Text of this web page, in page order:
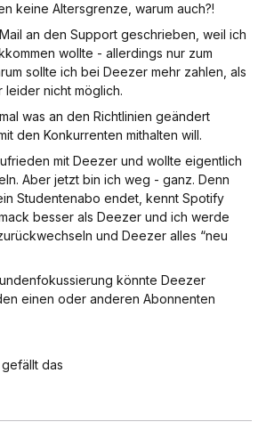
keine Altersgrenze, warum auch?!
an den Support geschrieben, weil ich
wollte - allerdings nur zum
sollte ich bei Deezer mehr zahlen, als
leider nicht möglich.
was an den Richtlinien geändert
den Konkurrenten mithalten will.
mit Deezer und wollte eigentlich
Aber jetzt bin ich weg - ganz. Denn
Studentenabo endet, kennt Spotify
besser als Deezer und ich werde
und Deezer alles “neu
könnte Deezer
einen oder anderen Abonnenten
das